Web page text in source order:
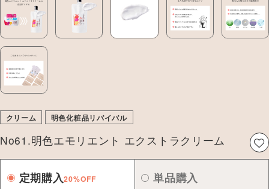
クリーム 明色化粧品リバイバル
No61.明色エモリエント エクストラクリーム
定期購入20%OFF 単品購入